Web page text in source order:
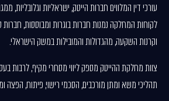
עורכי דין המלווים חברות הייטק, ישראליות וגלובליות,
לקוחות המחלקה נמנות חברות בוגרות ומבוססות, חברות
וקרנות השקעה, מהגדולות והמובילות במשק הישראלי.
צוות מחלקת ההייטק מספק ליווי מסחרי מקיף, לרבות
תהליכי משא ומתן מורכבים, הסכמי רישוי, פיתוח, הפצה